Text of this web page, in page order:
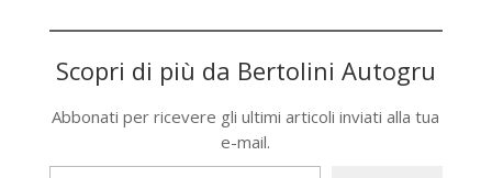
Scopri di più da Bertolini Autogru
Abbonati per ricevere gli ultimi articoli inviati alla tua
e-mail.
Digita la tua e-mail...